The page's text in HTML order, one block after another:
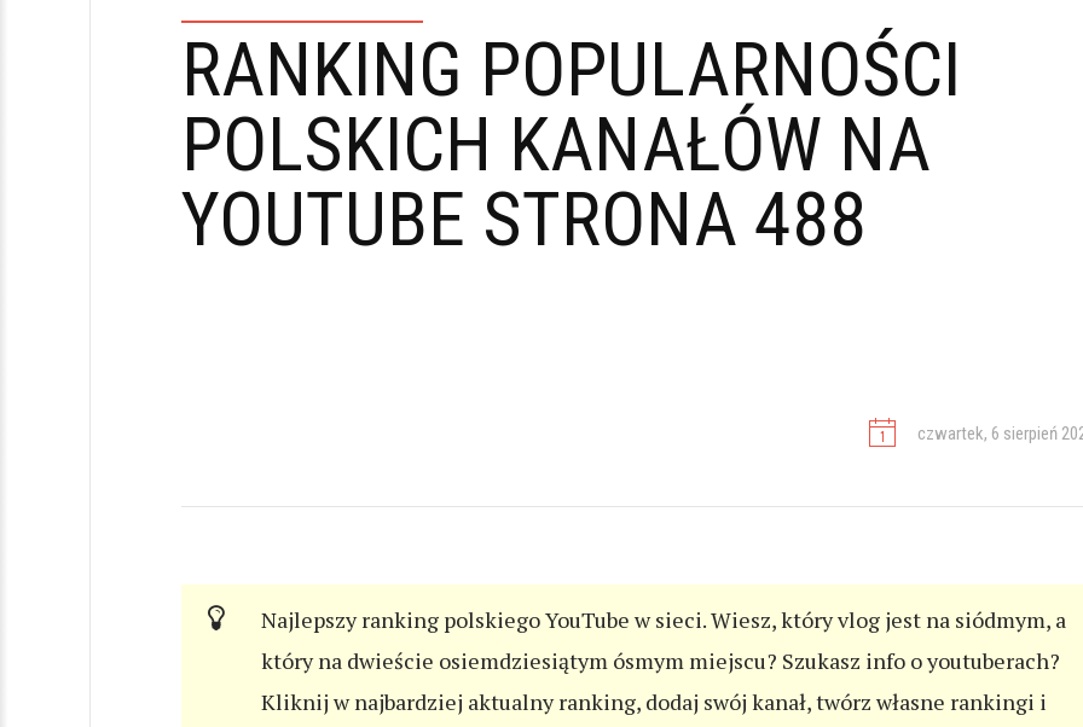
RANKING POPULARNOŚCI
POLSKICH KANAŁÓW NA
YOUTUBE STRONA 488
czwartek, 6 sierpień
Najlepszy ranking polskiego YouTube w sieci. Wiesz, który vlog jest na siódmym, a
który na dwieście osiemdziesiątym ósmym miejscu? Szukasz info o youtuberach?
Kliknij w najbardziej aktualny ranking, dodaj swój kanał, twórz własne rankingi i